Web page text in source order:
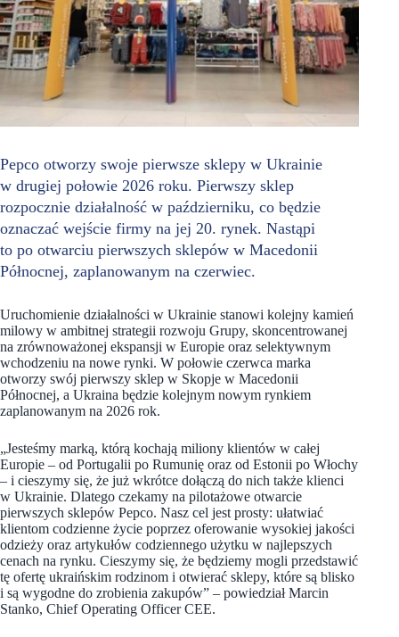
Pepco otworzy swoje pierwsze sklepy w Ukrainie
w drugiej połowie 2026 roku. Pierwszy sklep
rozpocznie działalność w październiku, co będzie
oznaczać wejście firmy na jej 20. rynek. Nastąpi
to po otwarciu pierwszych sklepów w Macedonii
Północnej, zaplanowanym na czerwiec.
Uruchomienie działalności w Ukrainie stanowi kolejny kamień
milowy w ambitnej strategii rozwoju Grupy, skoncentrowanej
na zrównoważonej ekspansji w Europie oraz selektywnym
wchodzeniu na nowe rynki. W połowie czerwca marka
otworzy swój pierwszy sklep w Skopje w Macedonii
Północnej, a Ukraina będzie kolejnym nowym rynkiem
zaplanowanym na 2026 rok.
„Jesteśmy marką, którą kochają miliony klientów w całej
Europie – od Portugalii po Rumunię oraz od Estonii po Włochy
– i cieszymy się, że już wkrótce dołączą do nich także klienci
w Ukrainie. Dlatego czekamy na pilotażowe otwarcie
pierwszych sklepów Pepco. Nasz cel jest prosty: ułatwiać
klientom codzienne życie poprzez oferowanie wysokiej jakości
odzieży oraz artykułów codziennego użytku w najlepszych
cenach na rynku. Cieszymy się, że będziemy mogli przedstawić
tę ofertę ukraińskim rodzinom i otwierać sklepy, które są blisko
i są wygodne do zrobienia zakupów” – powiedział Marcin
Stanko, Chief Operating Officer CEE.